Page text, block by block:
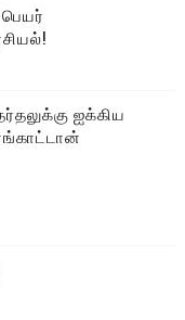
ஐக்கிய